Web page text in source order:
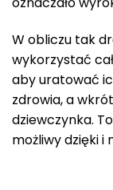
W obliczu tak
wykorzystać
aby uratować
zdrowia, a
dziewczynka.
możliwy dzięki i